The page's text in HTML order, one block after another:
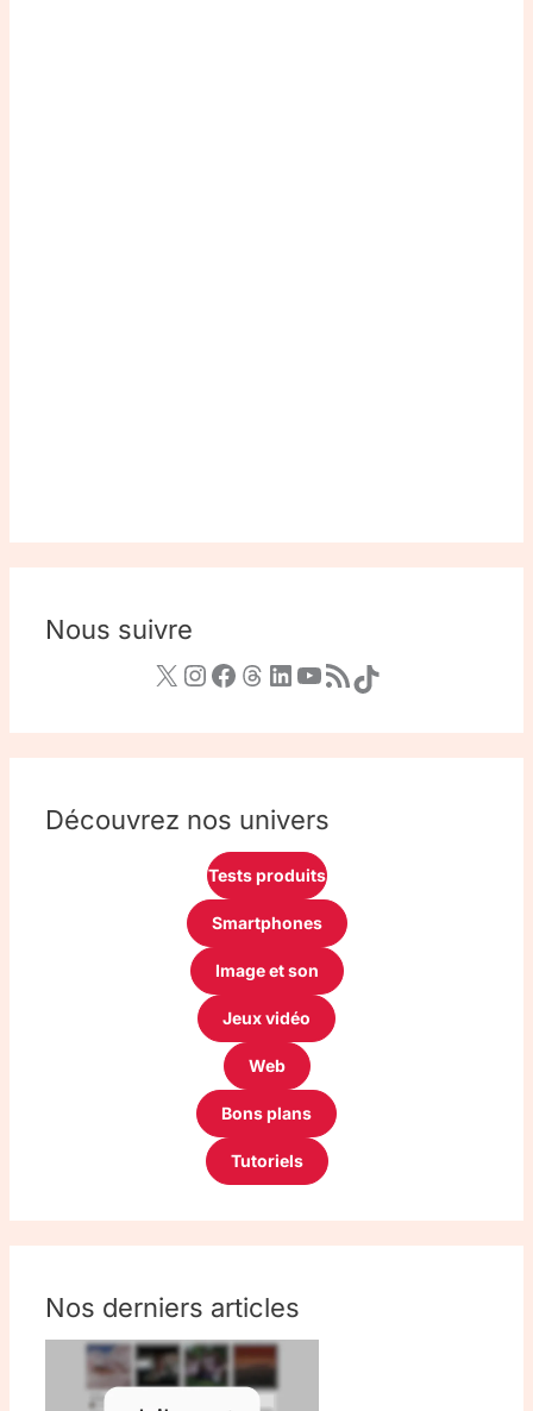
Nous suivre
Découvrez nos univers
Tests produits
Smartphones
Image et son
Jeux vidéo
Web
Bons plans
Tutoriels
Nos derniers articles